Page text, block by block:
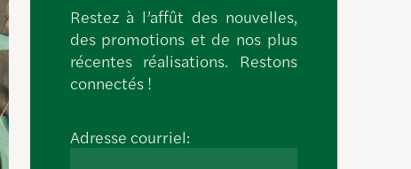
Restez à l’affût des nouvelles,
des promotions et de nos plus
récentes réalisations. Restons
connectés !
Adresse courriel: